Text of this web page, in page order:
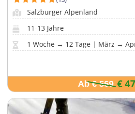
Salzburger Alpenland
11-13 Jahre
1 Woche → 12 Tage | März →
Ab € 569 €